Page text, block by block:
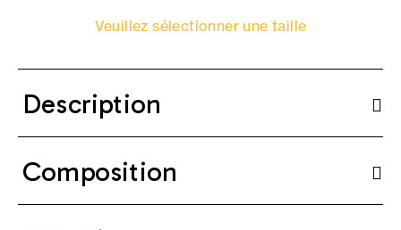
Veuillez sélectionner une taille
Description
Composition